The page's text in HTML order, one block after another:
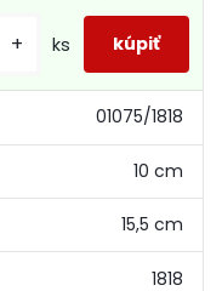
01075/1818
10 cm
15,5 cm
1818
+ ks